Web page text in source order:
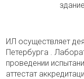
ИЛ осуществляет
Петербурга .
проведении
аттестат